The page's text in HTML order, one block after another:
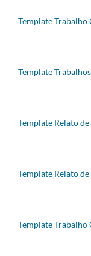
Template Trabalho
Template
Template Relato de
Template Relato de
Template Trabalho